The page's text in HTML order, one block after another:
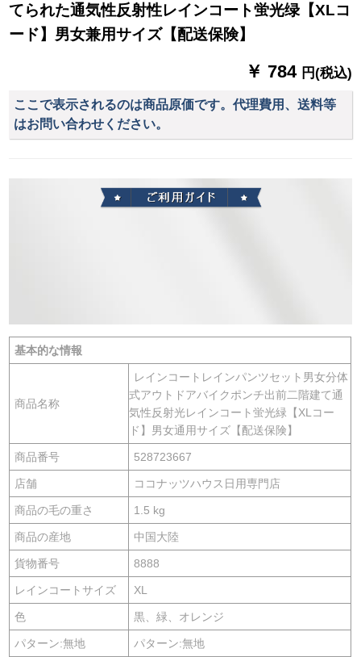
てられた通気性反射性レインコート蛍光绿【XLコ
ード】男女兼用サイズ【配送保険】
￥ 784 円(税込)
ここで表示されるのは商品原価です。代理費用、送料等
はお問い合わせください。
基本的な情報
商品名称
レインコートレインパンツセット男女分体
式アウトドアバイクポンチ出前二階建て通
気性反射光レインコート蛍光緑【XLコー
ド】男女通用サイズ【配送保険】
商品番号 528723667
店舗 ココナッツハウス日用専門店
商品の毛の重さ 1.5 kg
商品の産地 中国大陸
貨物番号 8888
レインコートサイズ XL
色 黒、緑、オレンジ
パターン:無地 パターン:無地